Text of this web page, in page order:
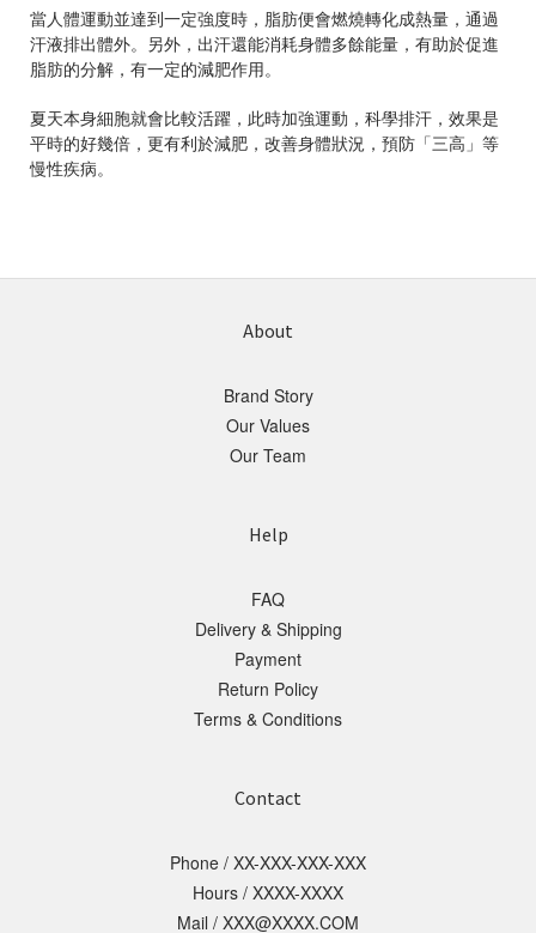
當人體運動並達到一定強度時，脂肪便會燃燒轉化成熱量，通過
汗液排出體外。另外，出汗還能消耗身體多餘能量，有助於促進
脂肪的分解，有一定的減肥作用。
夏天本身細胞就會比較活躍，此時加強運動，科學排汗，效果是
平時的好幾倍，更有利於減肥，改善身體狀況，預防「三高」等
慢性疾病。
About
Brand Story
Our Values
Our Team
Help
FAQ
Delivery & Shipping
Payment
Return Policy
Terms & Conditions
Contact
Phone / XX-XXX-XXX-XXX
Hours / XXXX-XXXX
Mail / XXX@XXXX.COM